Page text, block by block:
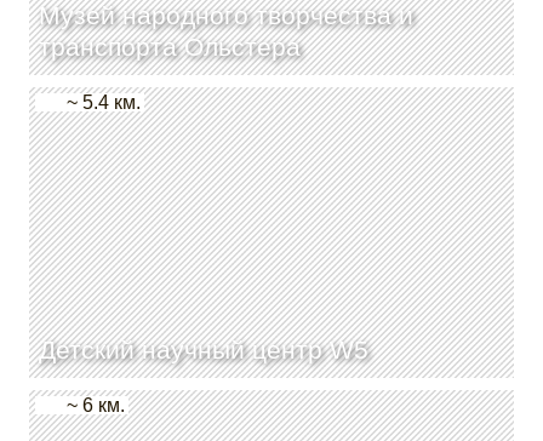
Музей народного творчества и
транспорта Ольстера
Детский научный центр W5
~ 5.4 км.
~ 6 км.